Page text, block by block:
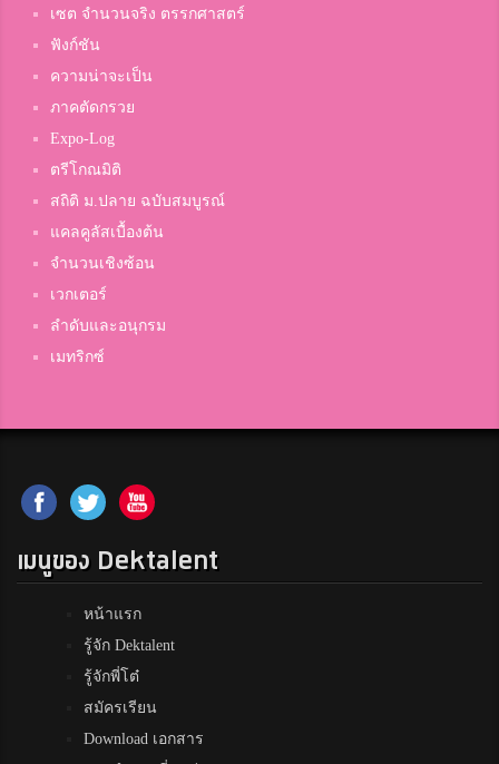
เซต จำนวนจริง ตรรกศาสตร์
ฟังก์ชัน
ความน่าจะเป็น
ภาคตัดกรวย
Expo-Log
ตรีโกณมิติ
สถิติ ม.ปลาย ฉบับสมบูรณ์
แคลคูลัสเบื้องต้น
จำนวนเชิงซ้อน
เวกเตอร์
ลำดับและอนุกรม
เมทริกซ์
เมนูของ Dektalent
หน้าแรก
รู้จัก Dektalent
รู้จักพี่โต๋
สมัครเรียน
Download เอกสาร